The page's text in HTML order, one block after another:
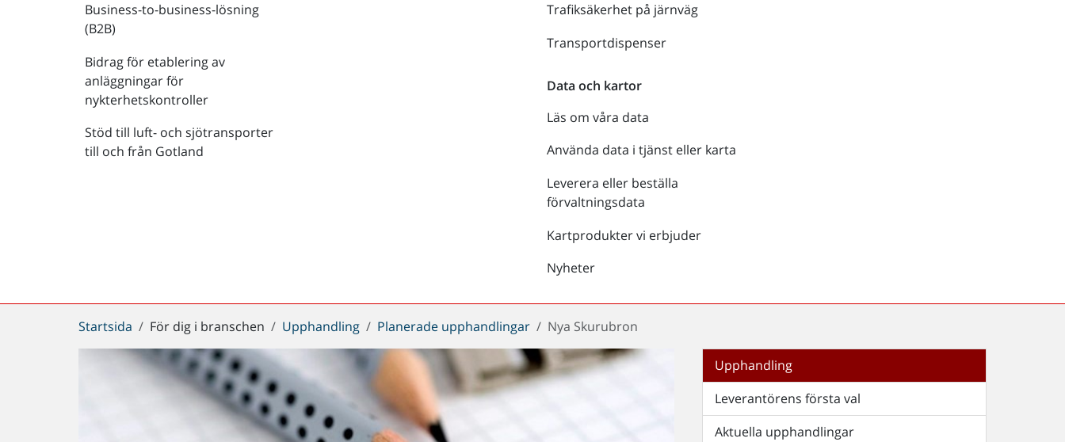
Business-to-business-lösning
(B2B)
Bidrag för etablering av
anläggningar för
nykterhetskontroller
Stöd till luft- och sjötransporter
till och från Gotland
Trafiksäkerhet på järnväg
Transportdispenser
Data och kartor
Läs om våra data
Använda data i tjänst eller karta
Leverera eller beställa
förvaltningsdata
Kartprodukter vi erbjuder
Nyheter
Du
är
Startsida För dig i branschen Upphandling Planerade upphandlingar Nya Skurubron
Upphandling
Leverantörens första val
Aktuella upphandlingar